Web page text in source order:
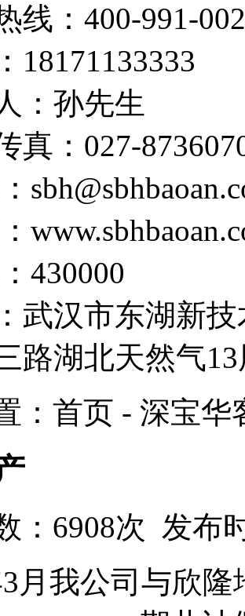
线：400-991-
18171133333
：孙先生
真：027-
430000
武汉市东湖新
路湖北天然气13
：首页 - 深宝
：6908次 发布
月我公司与欣